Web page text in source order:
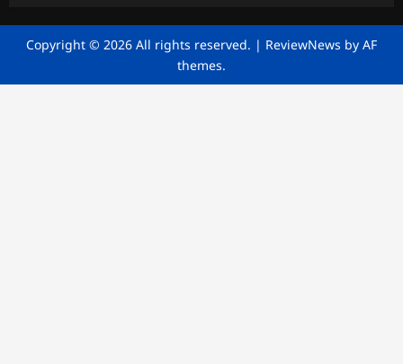
Copyright © 2026 All rights reserved. | ReviewNews by AF
themes.